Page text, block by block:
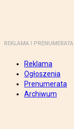
REKLAMA I PRENUMERATA
Reklama
Ogłoszenia
Prenumerata
Archiwum